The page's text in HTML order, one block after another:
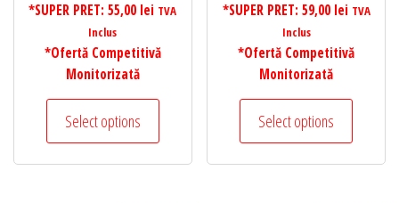
*SUPER PRET:55,00 lei TVA
Inclus
*Ofertă Competitivă
Monitorizată
Select options
*SUPER PRET: 59,00 lei TVA
Inclus
*Ofertă Competitivă
Monitorizată
Select options